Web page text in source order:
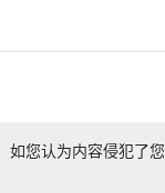
如您认为内容侵犯了您